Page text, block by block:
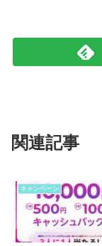
関連記事
キャンペーン